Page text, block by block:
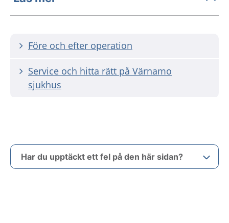
Före och efter operation
Service och hitta rätt på Värnamo
sjukhus
Har du upptäckt ett fel på den här sidan?